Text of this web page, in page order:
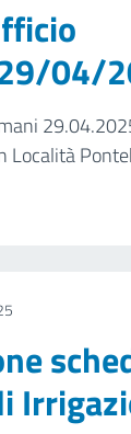
04/
Località